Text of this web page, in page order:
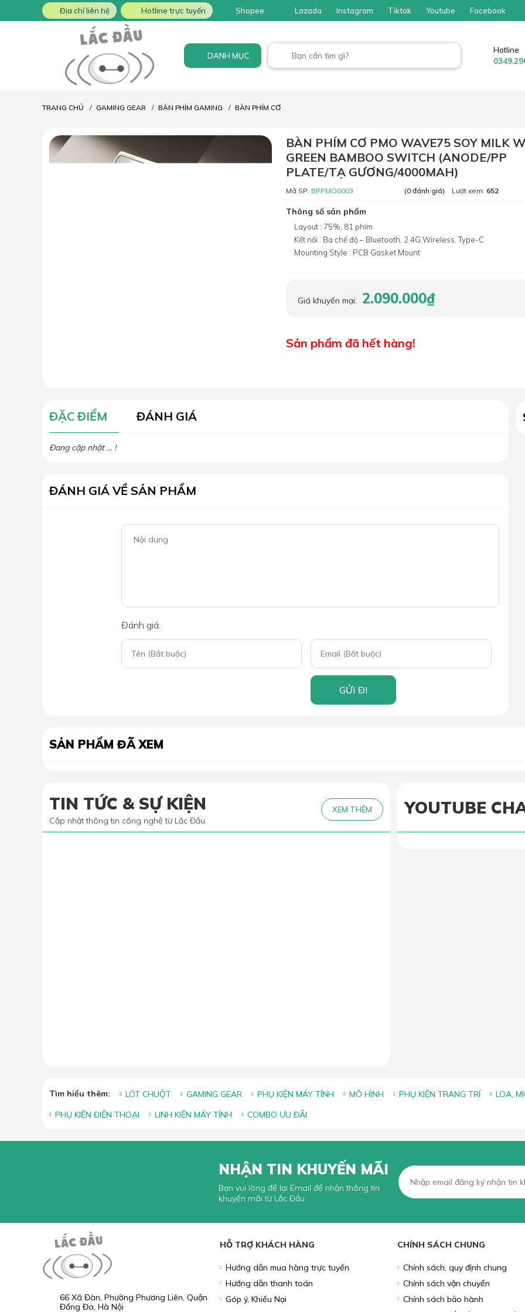
Địa chỉ liên hệ Hotline trực tuyến Shopee Lazada Instagram Tiktok Youtube Facebook
DANH MỤC
Hotline
TRANG CHỦ GAMING GEAR BÀN PHÍM GAMING BÀN PHÍM CƠ
BÀN PHÍM CƠ PMO WAVE75 SOY MILK
GREEN BAMBOO SWITCH (ANODE/PP
PLATE/TẠ GƯƠNG/4000MAH)
Mã SP: BPPMO0003 (0 đánh giá) Lượt xem: 652
Thông số sản phẩm
Layout : 75%, 81 phím
Kết nối : Ba chế độ – Bluetooth, 2.4G Wireless, Type-C
Mounting Style : PCB Gasket Mount
Giá khuyến mại: 2.090.000₫
Sản phẩm đã hết hàng!
ĐẶC ĐIỂM ĐÁNH GIÁ
Đang cập nhật ... !
ĐÁNH GIÁ VỀ SẢN PHẨM
Đánh giá:
GỬI ĐI
SẢN PHẨM ĐÃ XEM
TIN TỨC & SỰ KIỆN
Cập nhật thông tin công nghệ từ Lắc Đầu
XEM THÊM YOUTUBE
Tìm hiểu thêm: LÓT CHUỘT GAMING GEAR PHỤ KIỆN MÁY TÍNH MÔ HÌNH PHỤ KIỆN TRANG TRÍ LOA,
PHỤ KIỆN ĐIỆN THOẠI
LINH KIỆN MÁY TÍNH COMBO ƯU ĐÃI
NHẬN TIN KHUYẾN MÃI
Bạn vui lòng để lại Email để nhận thông tin
khuyến mãi từ Lắc Đầu
66 Xã Đàn, Phường Phương Liên, Quận
Đống Đa, Hà Nội
HỖ TRỢ KHÁCH HÀNG
Hướng dẫn mua hàng trực tuyến
Hướng dẫn thanh toán
Góp ý, Khiếu Nại
CHÍNH SÁCH CHUNG
Chính sách, quy định chung
Chính sách vận chuyển
Chính sách bảo hành